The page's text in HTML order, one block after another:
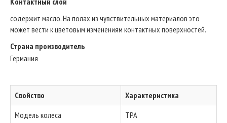
содержит масло. На полах из чувствительных материалов это
может вести к цветовым изменениям контактных поверхностей.
Страна производитель
Германия
Свойство
Характеристика
Модель колеса
TPA